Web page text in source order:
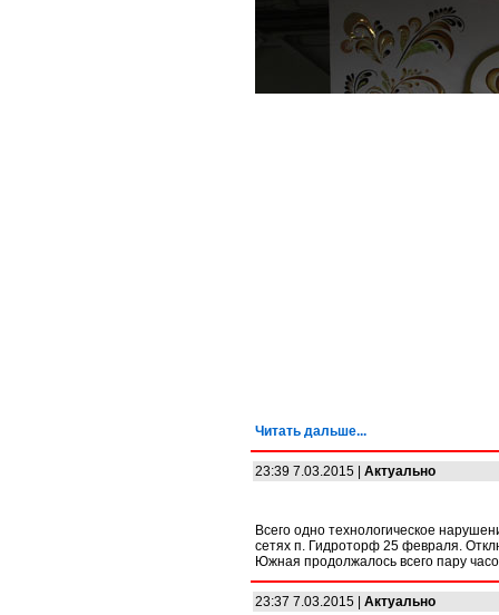
Читать дальше...
23:39 7.03.2015 | Актуально
Всего одно технологическое
сетях п. Гидроторф 25 февраля.
Южная продолжалось всего пару
23:37 7.03.2015 | Актуально